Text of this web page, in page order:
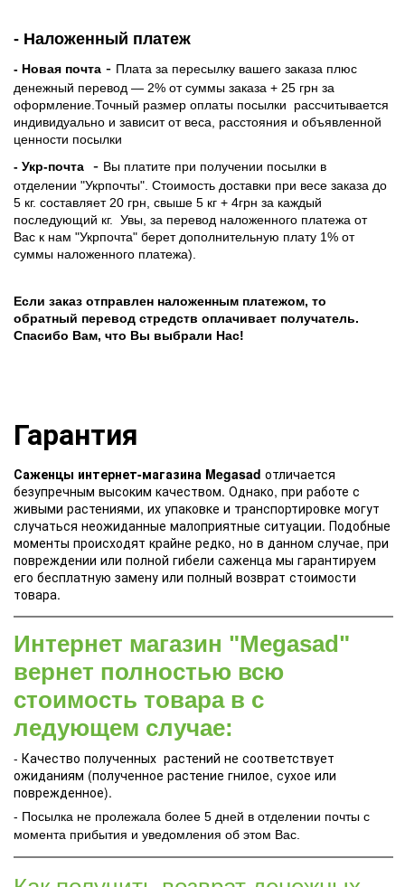
- Наложенный платеж
- Новая почта - Плата за пересылку вашего заказа плюс
денежный перевод — 2% от суммы заказа + 25 грн за
оформление.Точный размер оплаты посылки рассчитывается
индивидуально и зависит от веса, расстояния и объявленной
ценности посылки
- Укр-почта
- Вы платите при получении посылки в
отделении "Укрпочты". Стоимость доставки при весе заказа до
5 кг. составляет 20 грн, свыше 5 кг + 4грн за каждый
последующий кг. Увы, за перевод наложенного платежа от
Вас к нам "Укрпочта" берет дополнительную плату 1% от
суммы наложенного платежа).
Если заказ отправлен наложенным платежом, то
обратный перевод стредств оплачивает получатель.
Спасибо Вам, что Вы выбрали Нас!
Гарантия
Саженцы интернет-магазина Megasad отличается
безупречным высоким качеством. Однако, при работе с
живыми растениями, их упаковке и транспортировке могут
случаться неожиданные малоприятные ситуации. Подобные
моменты происходят крайне редко, но в данном случае, при
повреждении или полной гибели саженца мы гарантируем
его бесплатную замену или полный возврат стоимости
товара.
Интернет магазин "Megasad"
вернет полностью всю
стоимость товара в с
ледующем случае:
- Качество полученных растений не соответствует
ожиданиям (полученное растение гнилое, сухое или
поврежденное).
- Посылка не пролежала более 5 дней в отделении почты с
момента прибытия и уведомления об этом Вас.